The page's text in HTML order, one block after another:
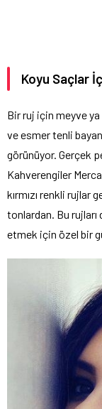
Koyu Saçlar
Bir ruj için meyve ya
ve esmer tenli
görünüyor. Gerçek
Kahverengiler
kırmızı renkli rujlar
tonlardan. Bu
etmek için özel bir